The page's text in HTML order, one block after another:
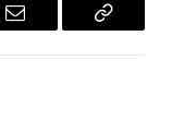
Email
Copy